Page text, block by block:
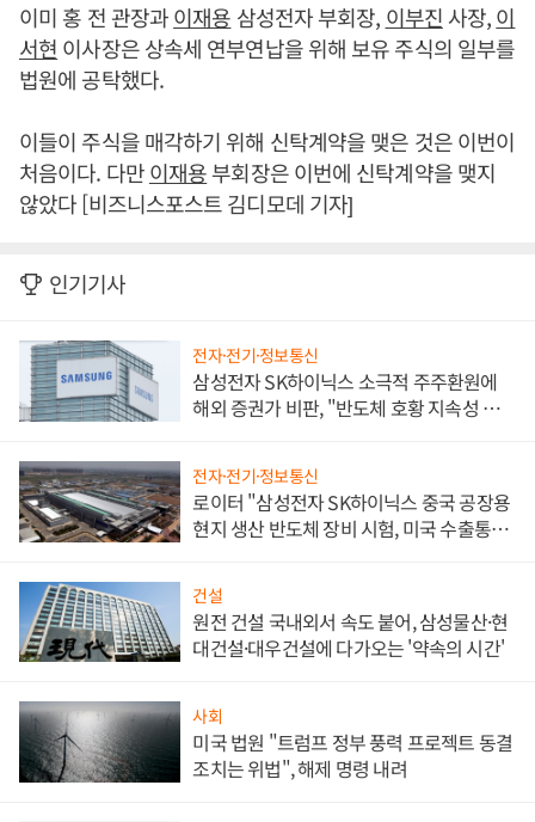
이미 홍 전 관장과이재용 삼성전자 부회장, 이부진 사장,이
서현 이사장은 상속세 연부연납을 위해 보유 주식의 일부를
법원에 공탁했다.
이들이 주식을 매각하기 위해 신탁계약을 맺은 것은 이번이
처음이다. 다만이재용부회장은 이번에 신탁계약을 맺지
않았다 [비즈니스포스트 김디모데 기자]
인기기사
전자·전기·정보통신
삼성전자 SK하이닉스 소극적 주주환원에
해외 증권가 비판, "반도체 호황 지속성 의
전자·전기·정보통신
로이터 "삼성전자 SK하이닉스 중국 공장용
현지 생산 반도체 장비 시험, 미국 수출통제
건설
원전 건설 국내외서 속도 붙어, 삼성물산·현
대건설·대우건설에 다가오는 '약속의 시간'
사회
미국 법원 "트럼프 정부 풍력 프로젝트 동결
조치는 위법", 해제 명령 내려